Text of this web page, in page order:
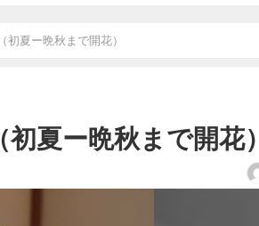
初夏ー晩秋まで開花）
夏ー晩秋まで開花）